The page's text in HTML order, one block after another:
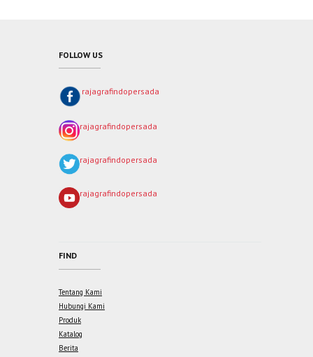
FOLLOW US
rajagrafindopersada
rajagrafindopersada
rajagrafindopersada
rajagrafindopersada
FIND
Tentang Kami
Hubungi Kami
Produk
Katalog
Berita